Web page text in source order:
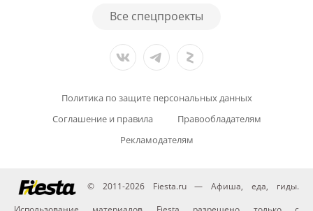
Все спецпроекты
Политика по защите персональных данных
Соглашение и правила
Правообладателям
Рекламодателям
© 2011-2026 Fiesta.ru — Афиша, еда, гиды.